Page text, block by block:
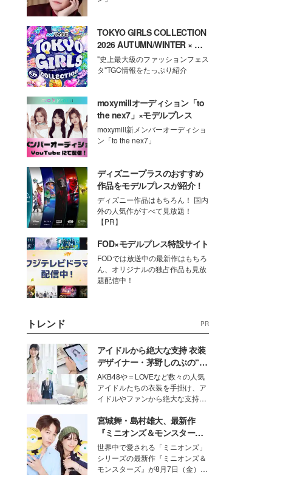
TOKYO GIRLS COLLECTION
2026 AUTUMN/WINTER × モ
デルプレス
"史上最大級のファッションフェス
タ"TGC情報をたっぷり紹介
moxymillオーディション「to
the nex7」×モデルプレス
moxymill新メンバーオーディショ
ン「to the nex7」
ディズニープラスのおすすめ
作品をモデルプレスが紹介！
ディズニー作品はもちろん！ 国内
外の人気作がすべて見放題！
【PR】
FOD×モデルプレス特設サイト
FODでは放送中の最新作はもちろ
ん、オリジナルの独占作品も見放
題配信中！
トレンド PR
アイドルから絶大な支持 衣装
デザイナー・茅野しのぶの“可
愛い”を作る美学＜「シチズン
クロスシー」インタビュー＞
AKB48や＝LOVEなど数々の人気
アイドルたちの衣装を手掛け、ア
イドルやファンから絶大な支持を
取締役兼クリエイティブディレク
ター・茅野しのぶ。一人ひとりの
個性に寄り添い、魅力を引き出す
衣装作りは、多くの女性たちに勇
気と自信を与え続けている。
宮城舞・島村雄大、最新作
『ミニオンズ＆モンスター
ズ』の魅力熱弁 ハチャメチャ
だけじゃない“友情と絆”に感
動
世界中で愛される「ミニオンズ」
シリーズの最新作『ミニオンズ＆
モンスターズ』が8月7日（金）に